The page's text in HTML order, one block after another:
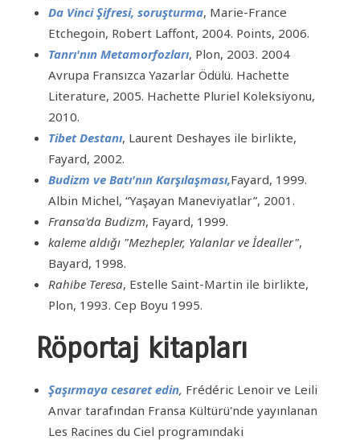
Da Vinci Şifresi, soruşturma, Marie-France
Etchegoin, Robert Laffont, 2004. Points, 2006.
Tanrı'nın Metamorfozları, Plon, 2003. 2004
Avrupa Fransızca Yazarlar Ödülü. Hachette
Literature, 2005. Hachette Pluriel Koleksiyonu,
2010.
Tibet Destanı, Laurent Deshayes ile birlikte,
Fayard, 2002.
Budizm ve Batı'nın Karşılaşması,Fayard, 1999.
Albin Michel, “Yaşayan Maneviyatlar”, 2001.
Fransa'da Budizm, Fayard, 1999.
kaleme aldığı "Mezhepler, Yalanlar ve İdealler",
Bayard, 1998.
Rahibe Teresa, Estelle Saint-Martin ile birlikte,
Plon, 1993. Cep Boyu 1995.
Röportaj kitapları
Şaşırmaya cesaret edin, Frédéric Lenoir ve Leili
Anvar tarafından Fransa Kültürü'nde yayınlanan
Les Racines du Ciel programındaki